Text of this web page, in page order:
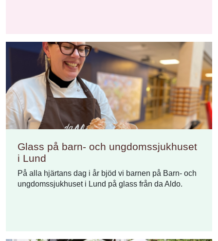
Glass på barn- och ungdomssjukhuset
i Lund
På alla hjärtans dag i år bjöd vi barnen på Barn- och
ungdomssjukhuset i Lund på glass från da Aldo.